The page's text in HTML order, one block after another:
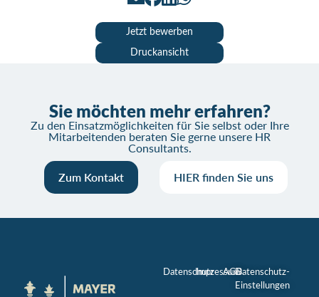
Jetzt bewerben
Druckansicht
Sie möchten mehr erfahren?
Zu den Einsatzmöglichkeiten für Sie selbst oder Ihre
Mitarbeitenden beraten Sie gerne unsere HR
Consultants.
Zum Kontakt HIER finden Sie uns
DatenschutzImpressum
AGBDatenschutz-
Einstellungen